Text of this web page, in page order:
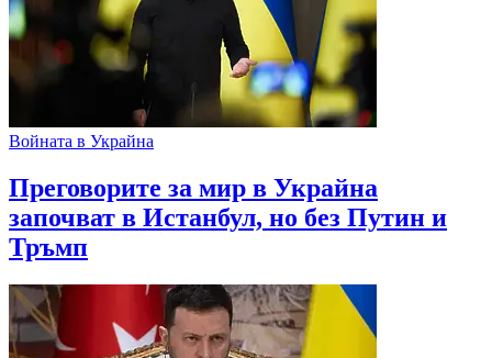
Войната в Украйна
Преговорите за мир в Украйна
започват в Истанбул, но без Путин и
Тръмп